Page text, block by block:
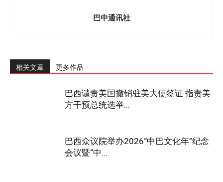
巴中通讯社
相关文章 更多作品
巴西谴责美国撤销驻美大使签证 指责美
方干预总统选举...
巴西众议院举办2026“中巴文化年”纪念
会议暨“中...